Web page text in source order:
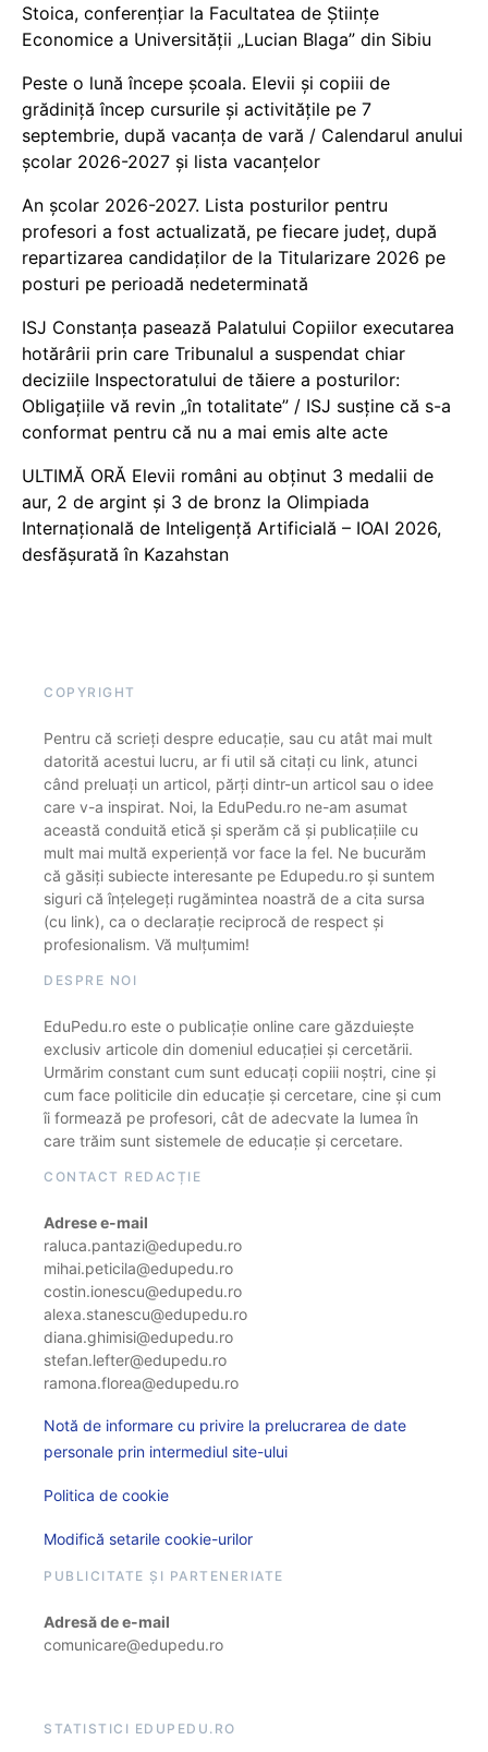
Stoica, conferențiar la Facultatea de Științe
Economice a Universității „Lucian Blaga” din Sibiu
Peste o lună începe școala. Elevii și copiii de
grădiniță încep cursurile și activitățile pe 7
septembrie, după vacanța de vară / Calendarul anului
școlar 2026-2027 și lista vacanțelor
An școlar 2026-2027. Lista posturilor pentru
profesori a fost actualizată, pe fiecare județ, după
repartizarea candidaților de la Titularizare 2026 pe
posturi pe perioadă nedeterminată
ISJ Constanța pasează Palatului Copiilor executarea
hotărârii prin care Tribunalul a suspendat chiar
deciziile Inspectoratului de tăiere a posturilor:
Obligațiile vă revin „în totalitate” / ISJ susține că s-a
conformat pentru că nu a mai emis alte acte
ULTIMĂ ORĂ Elevii români au obținut 3 medalii de
aur, 2 de argint și 3 de bronz la Olimpiada
Internațională de Inteligență Artificială – IOAI 2026,
desfășurată în Kazahstan
COPYRIGHT
Pentru că scrieți despre educație, sau cu atât mai mult
datorită acestui lucru, ar fi util să citați cu link, atunci
când preluați un articol, părți dintr-un articol sau o idee
care v-a inspirat. Noi, la EduPedu.ro ne-am asumat
această conduită etică și sperăm că și publicațiile cu
mult mai multă experiență vor face la fel. Ne bucurăm
că găsiți subiecte interesante pe Edupedu.ro și suntem
siguri că înțelegeți rugămintea noastră de a cita sursa
(cu link), ca o declarație reciprocă de respect și
profesionalism. Vă mulțumim!
DESPRE NOI
EduPedu.ro este o publicație online care găzduiește
exclusiv articole din domeniul educației și cercetării.
Urmărim constant cum sunt educați copiii noștri, cine și
cum face politicile din educație și cercetare, cine și cum
îi formează pe profesori, cât de adecvate la lumea în
care trăim sunt sistemele de educație și cercetare.
CONTACT REDACȚIE
Adrese e-mail
raluca.pantazi@edupedu.ro
mihai.peticila@edupedu.ro
costin.ionescu@edupedu.ro
alexa.stanescu@edupedu.ro
diana.ghimisi@edupedu.ro
stefan.lefter@edupedu.ro
ramona.florea@edupedu.ro
Notă de informare cu privire la prelucrarea de date
personale prin intermediul site-ului
Politica de cookie
Modifică setarile cookie-urilor
PUBLICITATE ȘI PARTENERIATE
Adresă de e-mail
comunicare@edupedu.ro
STATISTICI EDUPEDU.RO